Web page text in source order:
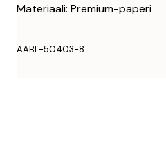
Materiaali: Premium-paperi
AABL-50403-8